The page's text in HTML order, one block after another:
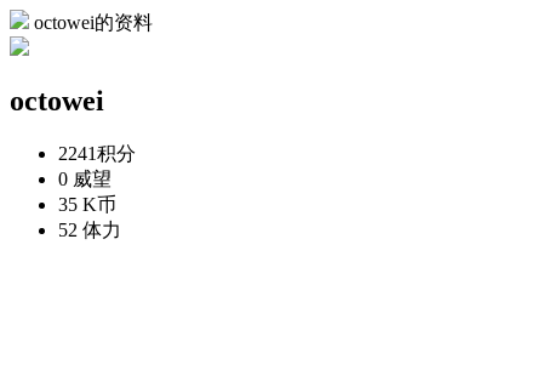
octowei的资料
octowei
2241积分
0 威望
35 K币
52 体力